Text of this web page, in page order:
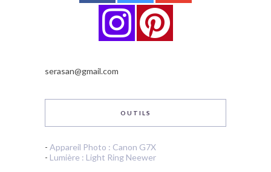
serasan@gmail.com
OUTILS
- Appareil Photo : Canon G7X
- Lumière : Light Ring Neewer